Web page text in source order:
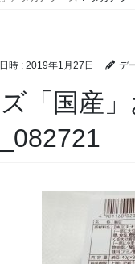
時 : 2019年1月27日 デ
「国産